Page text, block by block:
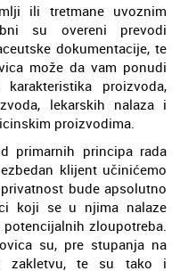
ili tretmane uvoznim
su overeni prevodi
dokumentacije, te
može da vam ponudi
proizvoda,
lekarskih nalaza i
proizvodima.
primarnih principa rada
klijent učinićemo
bude apsolutno
koji se u njima nalaze
zloupotreba.
su, pre stupanja na
zakletvu, te su tako i